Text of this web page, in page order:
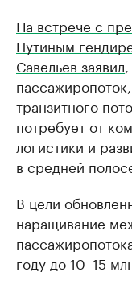
На встрече с
Путиным
Савельев заявил
транзитного
потребует от
логистики и
в средней
В цели
наращивание
году до 10–15